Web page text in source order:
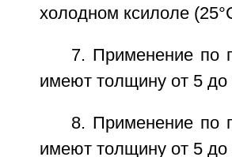
холодном ксилоле
7. Применение по
имеют толщину от 5
8. Применение по
имеют толщину от 5